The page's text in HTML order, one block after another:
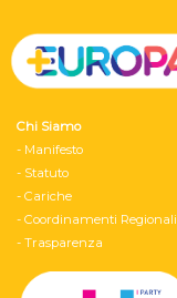
Chi Siamo
- Manifesto
- Statuto
- Cariche
- Coordinamenti Regionali
- Trasparenza